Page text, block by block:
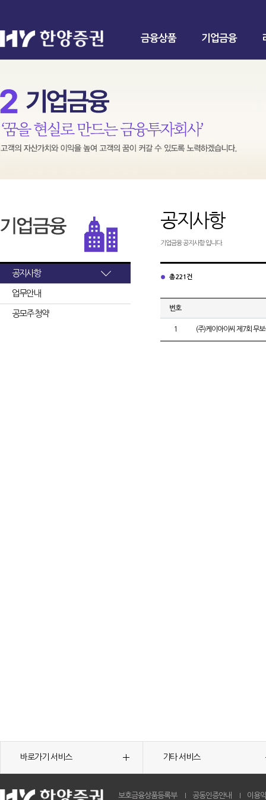
금융상품 기업금융
공지사항
업무안내
공모주 청약
공지사항
기업금융 공지사항 입니다.
총 221건
번호
1 (주)케이아이씨 제7회 무
바로가기 서비스 기타 서비스
보호금융상품등록부 공동인증안내 이용